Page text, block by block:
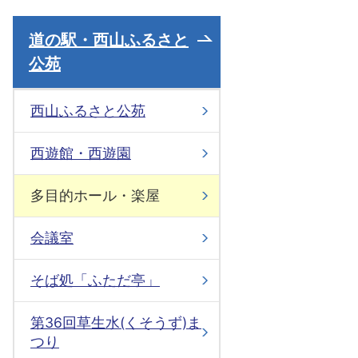
道の駅・西山ふるさと
公苑
西山ふるさと公苑
西遊館・西遊園
多目的ホール・楽屋
会議室
そば処「ふただ亭」
第36回草生水(くそうず)ま
つり